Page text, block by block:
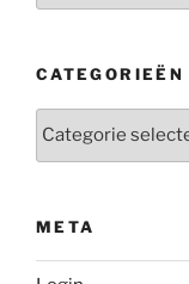
CATEGORIEËN
Categorieën
META